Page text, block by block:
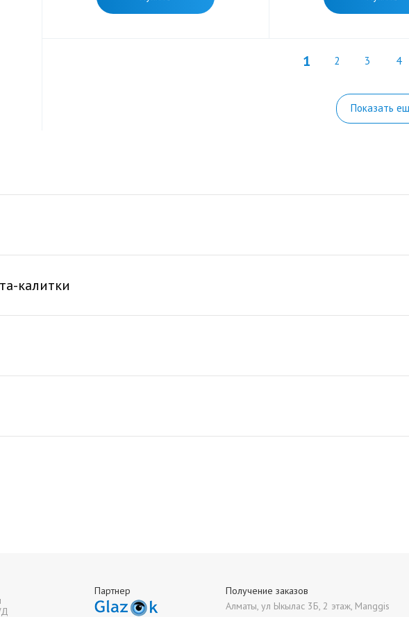
1 2 3 4
Показать
калитки
Партнер
Получение заказов
Алматы, ул Ыкылас 3Б, 2 этаж, Manggis